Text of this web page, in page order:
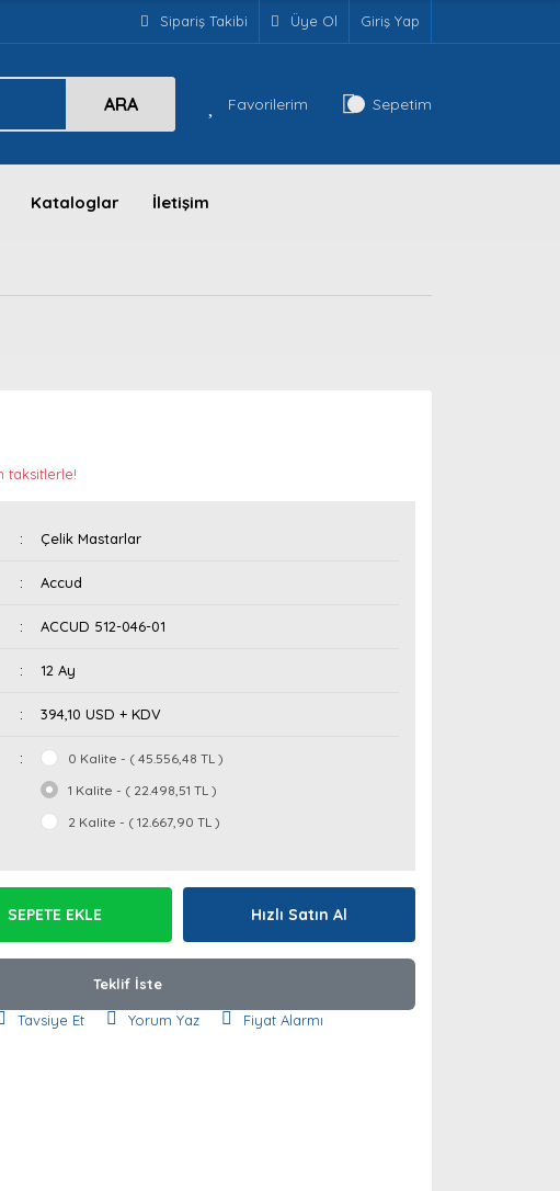
Sipariş Takibi Üye Ol Giriş Yap
ARA Favorilerim Sepetim
Kataloglar İletişim
taksitlerle!
Çelik Mastarlar
Accud
ACCUD 512-046-01
12 Ay
394,10 USD + KDV
0 Kalite - ( 45.556,48 TL )
1 Kalite - ( 22.498,51 TL )
2 Kalite - ( 12.667,90 TL )
SEPETE EKLE Hızlı Satın Al
Teklif İste
Tavsiye Et Yorum Yaz Fiyat Alarmı